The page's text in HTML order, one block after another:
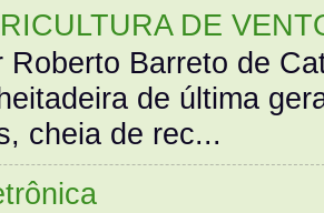
DE
Roberto Barreto de
de última
cheia de rec...